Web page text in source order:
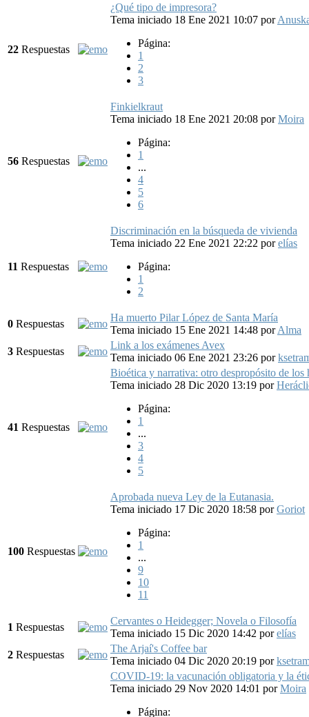
22 Respuestas
¿Qué tipo de impresora?
Tema iniciado 18 Ene 2021 10:07 por
Página:
1
2
3
56 Respuestas
Finkielkraut
Tema iniciado 18 Ene 2021 20:08 porMoira
Página:
1
...
4
5
6
11 Respuestas
Discriminación en la búsqueda de vivienda
Tema iniciado 22 Ene 2021 22:22 porelías
Página:
1
2
0 Respuestas
Ha muerto Pilar López de Santa María
Tema iniciado 15 Ene 2021 14:48 porAlma
3 Respuestas
Link a los exámenes Avex
Tema iniciado 06 Ene 2021 23:26 por
41 Respuestas
Bioética y narrativa: otro despropósito de los
Tema iniciado 28 Dic 2020 13:19 por
Página:
1
...
3
4
5
100 Respuestas
Aprobada nueva Ley de la Eutanasia.
Tema iniciado 17 Dic 2020 18:58 porGoriot
Página:
1
...
9
10
11
1 Respuestas
Cervantes o Heidegger; Novela o Filosofía
Tema iniciado 15 Dic 2020 14:42 porelías
2 Respuestas
The Arjaí's Coffee bar
Tema iniciado 04 Dic 2020 20:19 por
COVID-19: la vacunación obligatoria y la
Tema iniciado 29 Nov 2020 14:01 porMoira
Página: